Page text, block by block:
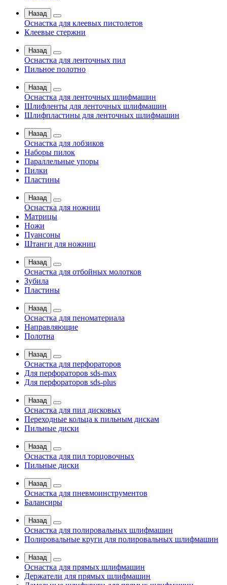
Назад
Оснастка для клеевых пистолетов
Клеевые стержни
Назад
Оснастка для ленточных пил
Пильное полотно
Назад
Оснастка для ленточных шлифмашин
Шлифленты для ленточных шлифмашин
Шлифпластины для ленточных шлифмашин
Назад
Оснастка для лобзиков
Наборы пилок
Параллельные упоры
Пилки
Пластины
Назад
Оснастка для ножниц
Матрицы
Ножи
Пуансоны
Штанги для ножниц
Назад
Оснастка для отбойных молотков
Зубила
Пластины
Назад
Оснастка для пеноматериала
Направляющие
Полотна
Назад
Оснастка для перфораторов
Для перфораторов sds-max
Для перфораторов sds-plus
Назад
Оснастка для пил дисковых
Переходные кольца к пильным дискам
Пильные диски
Назад
Оснастка для пил торцовочных
Пильные диски
Назад
Оснастка для пневмоинструментов
Балансиры
Назад
Оснастка для полировальных шлифмашин
Полировальные круги для полировальных шлифмашин
Назад
Оснастка для прямых шлифмашин
Держатели для прямых шлифмашин